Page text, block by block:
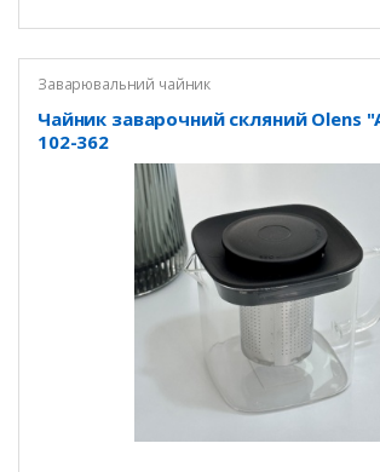
Заварювальний чайник
Чайник заварочний скляний Olens
102-362